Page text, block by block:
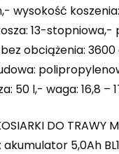
wysokość
13-stopniowa,-
obciążenia:
50 l,- waga: 16,8 –
DO TRAWY
akumulator 5,0Ah